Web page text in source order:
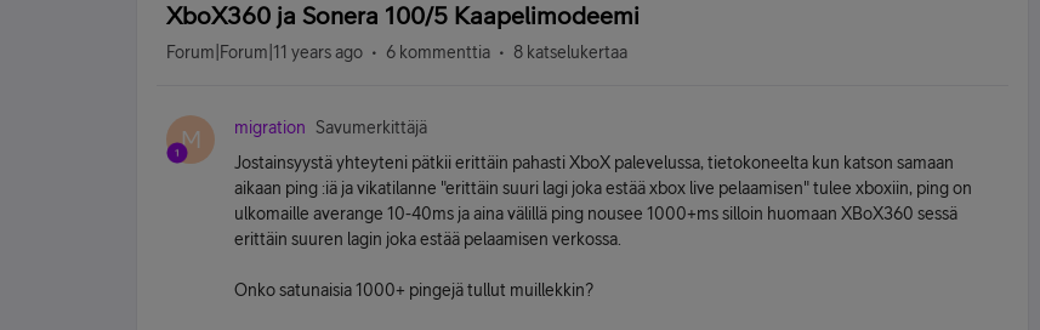
XboX360 ja Sonera 100/5 Kaapelimodeemi
Forum|Forum|11 years ago 6 kommenttia 8 katselukertaa
M migration
Savumerkittäjä
Jostainsyystä yhteyteni pätkii erittäin pahasti XboX palevelussa, tietokoneelta kun katson samaan
aikaan ping :iä ja vikatilanne "erittäin suuri lagi joka estää xbox live pelaamisen" tulee xboxiin, ping on
ulkomaille averange 10-40ms ja aina välillä ping nousee 1000+ms silloin huomaan XBoX360 sessä
erittäin suuren lagin joka estää pelaamisen verkossa.
Onko satunaisia 1000+ pingejä tullut muillekkin?